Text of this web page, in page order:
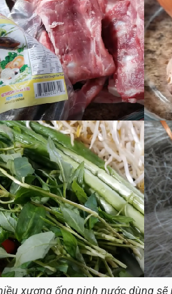
xương ống ninh nước dùng